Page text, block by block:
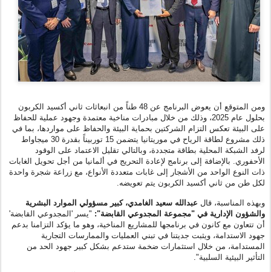
ومن المتوقع أن يعوض البرنامج عن 48 طناً من انبعاثات ثاني أكسيد الكربون
بحلول عام 2025، وذلك من خلال مبادرات مناخية معتمدة وجهود عملية للحفاظ
على البيئة تعكس التزام الشركتين بحماية البيئة والحفاظ على مواردها، بما في
ذلك مشروع لطاقة الرياح في موريتانيا
يتضمن 15 توربيناً بقدرة 30 ميجاواط
لرفد الشبكة المحلية بطاقة متجددة، وبالتالي تقليل الاعتماد على الوقود
الأحفوري. بالإضافة إلى برنامج لإعادة التحريج في ألمانيا من أجل تحويل الغابات
ذات النوع الواحد من الأشجار إلى غابات متعددة الأنواع، مع زراعة شجرة واحدة
لكل طن من ثاني أكسيد الكربون يتم تعويضه.
وبهذه المناسبة، قال عبدالله سعيد الغامدي، كبير مسؤولي الموارد البشرية
والشؤون الإدارية في "مجموعة المجدوعي القابضة": "يسر 'المجدوعي القابضة'
أن تتعاون مع كانون في برنامجها للمشاريع المناخية، وهو ما يؤكد التزامنا بدعم
جهود الاستدامة، ويثبت جديتنا في تبني العمليات والممارسات التجارية
المستدامة، من خلال استثمارات ضخمة ستدعم بشكل كبير جهود الحد من
التأثير البيئية السلبية".